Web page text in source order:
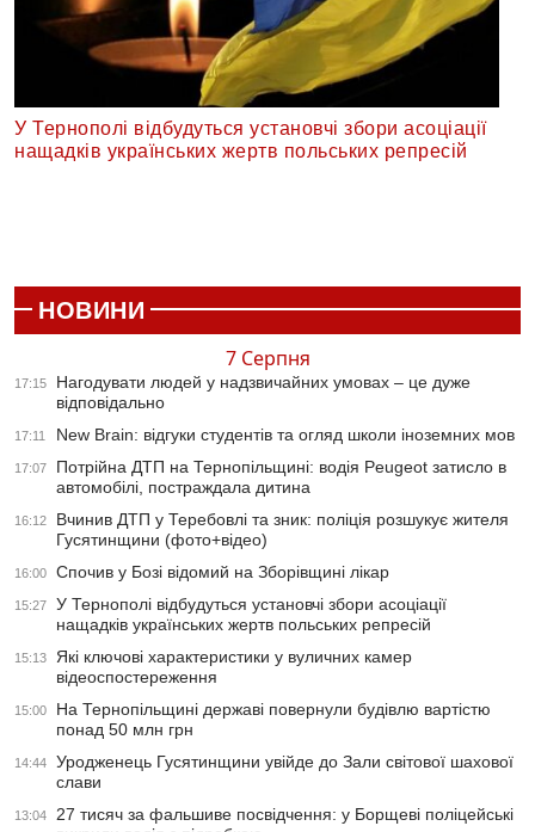
У Тернополі відбудуться установчі збори асоціації
нащадків українських жертв польських репресій
НОВИНИ
7 Серпня
17:15
Нагодувати людей у надзвичайних умовах – це дуже
відповідально
17:11 New Brain: відгуки студентів та огляд школи іноземних мов
17:07
Потрійна ДТП на Тернопільщині: водія Peugeot затисло в
автомобілі, постраждала дитина
16:12
Вчинив ДТП у Теребовлі та зник: поліція розшукує жителя
Гусятинщини (фото+відео)
16:00 Спочив у Бозі відомий на Зборівщині лікар
15:27
У Тернополі відбудуться установчі збори асоціації
нащадків українських жертв польських репресій
15:13
Які ключові характеристики у вуличних камер
відеоспостереження
15:00
На Тернопільщині державі повернули будівлю вартістю
понад 50 млн грн
14:44
Уродженець Гусятинщини увійде до Зали світової шахової
слави
13:04
27 тисяч за фальшиве посвідчення: у Борщеві поліцейські